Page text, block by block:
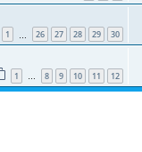
1 26 27 28 29 30
1 … 8 9 10 11 12